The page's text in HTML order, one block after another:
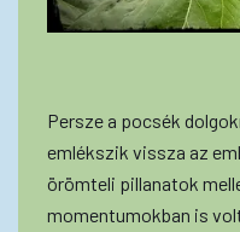
Persze a pocsék
emlékszik vissza az
örömteli pillanatok
momentumokban is